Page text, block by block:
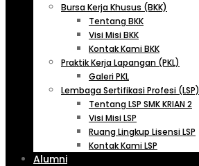
Bursa Kerja Khusus (BKK)
Tentang BKK
Visi Misi BKK
Kontak Kami BKK
Praktik Kerja Lapangan (PKL)
Galeri PKL
Lembaga Sertifikasi Profesi (LSP)
Tentang LSP SMK KRIAN 2
Visi Misi LSP
Ruang Lingkup Lisensi LSP
Kontak Kami LSP
Alumni